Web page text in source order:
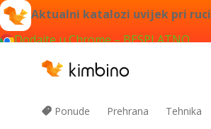
Aktualni katalozi uvijek pri ruci
Dodajte u Chrome – BESPLATNO
Ponude Prehrana Tehnika